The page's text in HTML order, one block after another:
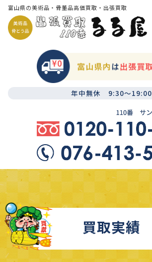
富山県の美術品・骨董品高価買取・出張買取
年中無休 9:30～19:00
買取実績